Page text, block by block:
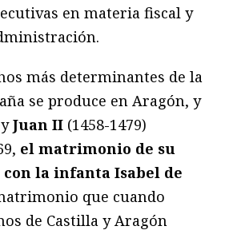
en materia fiscal y
más determinantes de la
se produce en Aragón, y
Juan II (1458-1479)
el matrimonio de su
la infanta Isabel de
que cuando
de Castilla y Aragón